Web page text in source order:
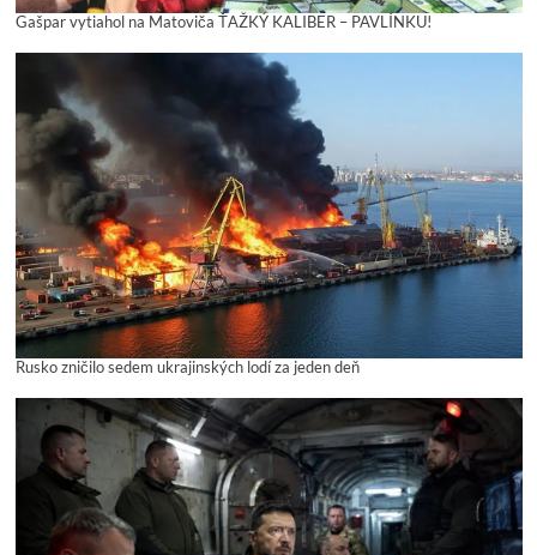
Gašpar vytiahol na Matoviča ŤAŽKÝ KALIBER – PAVLÍNKU!
Rusko zničilo sedem ukrajinských lodí za jeden deň